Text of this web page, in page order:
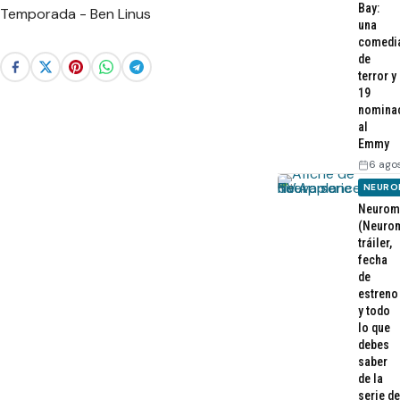
Bay:
una
de
terror y
19
al
Emmy
6
tráiler,
fecha
de
estreno
y todo
lo que
debes
saber
de la
serie de